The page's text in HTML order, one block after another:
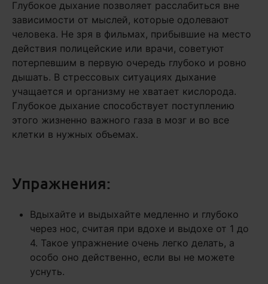
Глубокое дыхание позволяет расслабиться вне
зависимости от мыслей, которые одолевают
человека. Не зря в фильмах, прибывшие на место
действия полицейские или врачи, советуют
потерпевшим в первую очередь глубоко и ровно
дышать. В стрессовых ситуациях дыхание
учащается и организму не хватает кислорода.
Глубокое дыхание способствует поступлению
этого жизненно важного газа в мозг и во все
клетки в нужных объемах.
Упражнения:
Вдыхайте и выдыхайте медленно и глубоко
через нос, считая при вдохе и выдохе от 1 до
4. Такое упражнение очень легко делать, а
особо оно действенно, если вы не можете
уснуть.